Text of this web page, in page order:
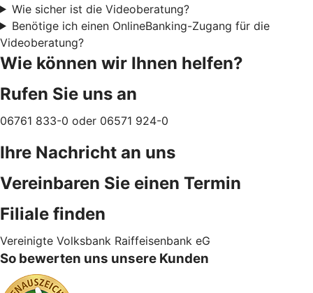
Wie sicher ist die Videoberatung?
Benötige ich einen OnlineBanking-Zugang für die
Videoberatung?
Wie können wir Ihnen helfen?
Rufen Sie uns an
06761 833-0 oder 06571 924-0
Ihre Nachricht an uns
Vereinbaren Sie einen Termin
Filiale finden
Vereinigte Volksbank Raiffeisenbank eG
So bewerten uns unsere Kunden